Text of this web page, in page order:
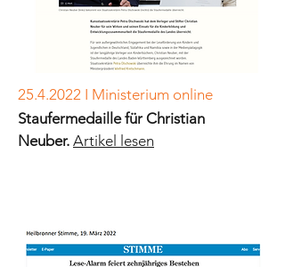
25.4.2022 I Ministerium online
Staufermedaille für Christian
Neuber. Artikel lesen